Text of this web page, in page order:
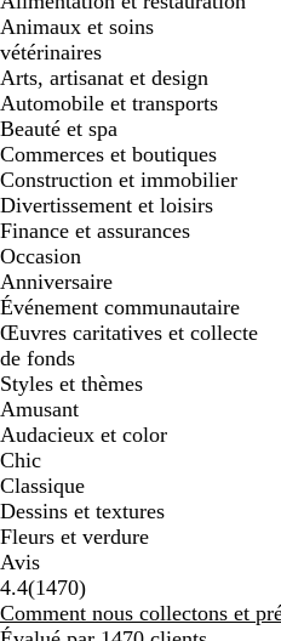
Animaux et soins
vétérinaires
Arts, artisanat et design
Automobile et transports
Beauté et spa
Commerces et boutiques
Construction et immobilier
Divertissement et loisirs
Finance et assurances
Occasion
Anniversaire
Événement communautaire
Œuvres caritatives et collecte
de fonds
Styles et thèmes
Amusant
Audacieux et color
Chic
Classique
Dessins et textures
Fleurs et verdure
Avis
4.4(14701470
avis
)
Comment nous collectons et